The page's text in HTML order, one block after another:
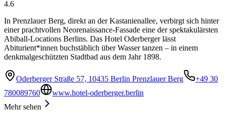
4.6
In Prenzlauer Berg, direkt an der Kastanienallee, verbirgt sich hinter
einer prachtvollen Neorenaissance-Fassade eine der spektakulärsten
Abiball-Locations Berlins. Das Hotel Oderberger lässt
Abiturient*innen buchstäblich über Wasser tanzen – in einem
denkmalgeschützten Stadtbad aus dem Jahr 1898.
Oderberger Straße 57, 10435 Berlin Prenzlauer Berg
+49 30
780089760
www.hotel-oderberger.berlin
Mehr sehen